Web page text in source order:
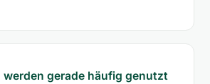
werden gerade häufig genutzt